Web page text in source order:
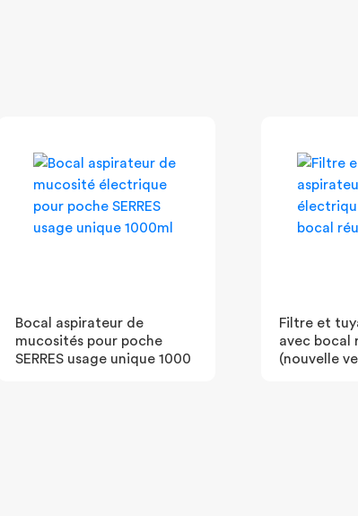
Bocal aspirateur de
mucosités pour poche
SERRES usage unique 1000
Filtre et
avec bocal
(nouvelle